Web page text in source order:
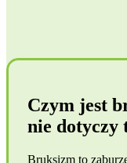
Czym jest
nie dotyczy
Bruksizm to